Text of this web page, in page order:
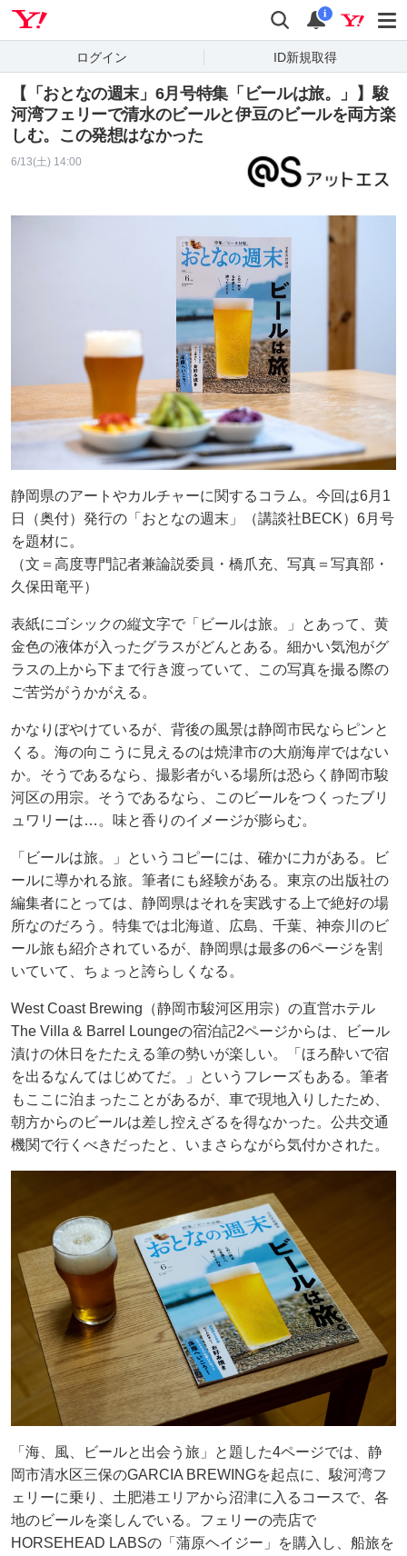
検索 通知
i
ログイン ID新規取得
【「おとなの週末」6月号特集「ビールは旅。」】駿
河湾フェリーで清水のビールと伊豆のビールを両方楽
しむ。この発想はなかった
6/13(土) 14:00
静岡県のアートやカルチャーに関するコラム。今回は6月1
日（奥付）発行の「おとなの週末」（講談社BECK）6月号
を題材に。
（文＝高度専門記者兼論説委員・橋爪充、写真＝写真部・
久保田竜平）
表紙にゴシックの縦文字で「ビールは旅。」とあって、黄
金色の液体が入ったグラスがどんとある。細かい気泡がグ
ラスの上から下まで行き渡っていて、この写真を撮る際の
ご苦労がうかがえる。
かなりぼやけているが、背後の風景は静岡市民ならピンと
くる。海の向こうに見えるのは焼津市の大崩海岸ではない
か。そうであるなら、撮影者がいる場所は恐らく静岡市駿
河区の用宗。そうであるなら、このビールをつくったブリ
ュワリーは…。味と香りのイメージが膨らむ。
「ビールは旅。」というコピーには、確かに力がある。ビ
ールに導かれる旅。筆者にも経験がある。東京の出版社の
編集者にとっては、静岡県はそれを実践する上で絶好の場
所なのだろう。特集では北海道、広島、千葉、神奈川のビ
ール旅も紹介されているが、静岡県は最多の6ページを割
いていて、ちょっと誇らしくなる。
West Coast Brewing（静岡市駿河区用宗）の直営ホテル
The Villa & Barrel Loungeの宿泊記2ページからは、ビール
漬けの休日をたたえる筆の勢いが楽しい。「ほろ酔いで宿
を出るなんてはじめてだ。」というフレーズもある。筆者
もここに泊まったことがあるが、車で現地入りしたため、
朝方からのビールは差し控えざるを得なかった。公共交通
機関で行くべきだったと、いまさらながら気付かされた。
「海、風、ビールと出会う旅」と題した4ページでは、静
岡市清水区三保のGARCIA BREWINGを起点に、駿河湾フ
ェリーに乗り、土肥港エリアから沼津に入るコースで、各
地のビールを楽しんでいる。フェリーの売店で
HORSEHEAD LABSの「蒲原ヘイジー」を購入し、船旅を